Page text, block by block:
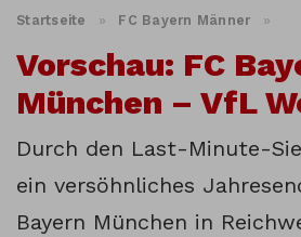
Startseite » FC Bayern Männer »
Vorschau: FC
München – VfL
Durch den Last-Minute-
ein versöhnliches
Bayern München in